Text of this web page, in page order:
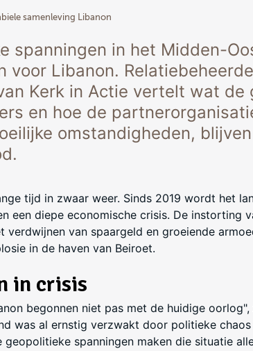
samenleving Libanon
spanningen in het Midden-
voor Libanon.
Kerk in Actie vertelt wat de
en hoe de
omstandigheden,
tijd in zwaar weer. Sinds 2019 wordt het
een diepe economische crisis. De instorting
verdwijnen van spaargeld en groeiende
in de haven van Beiroet.
in crisis
begonnen niet pas met de huidige
was al ernstig verzwakt door politieke
geopolitieke spanningen maken die situatie